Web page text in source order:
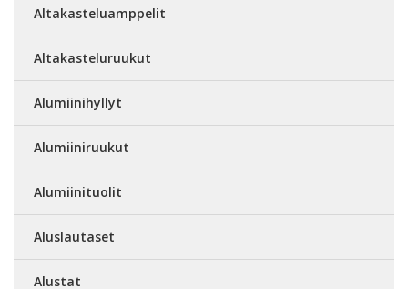
Altakasteluamppelit
Altakasteluruukut
Alumiinihyllyt
Alumiiniruukut
Alumiinituolit
Aluslautaset
Alustat